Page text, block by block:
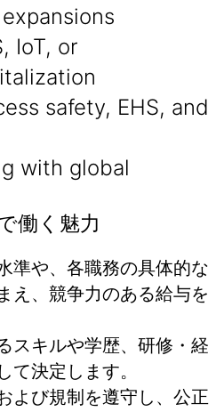
IoT, or
safety, EHS, and
with global
働く魅力
準や、各職務の具体的な
え、競争力のある給与を
スキルや学歴、研修・経
て決定します。
よび規制を遵守し、公正